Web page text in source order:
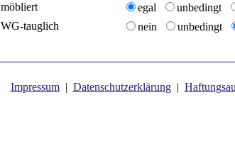
möbliert
egal unbedingt
WG-tauglich
nein unbedingt
Impressum| Datenschutzerklärung|